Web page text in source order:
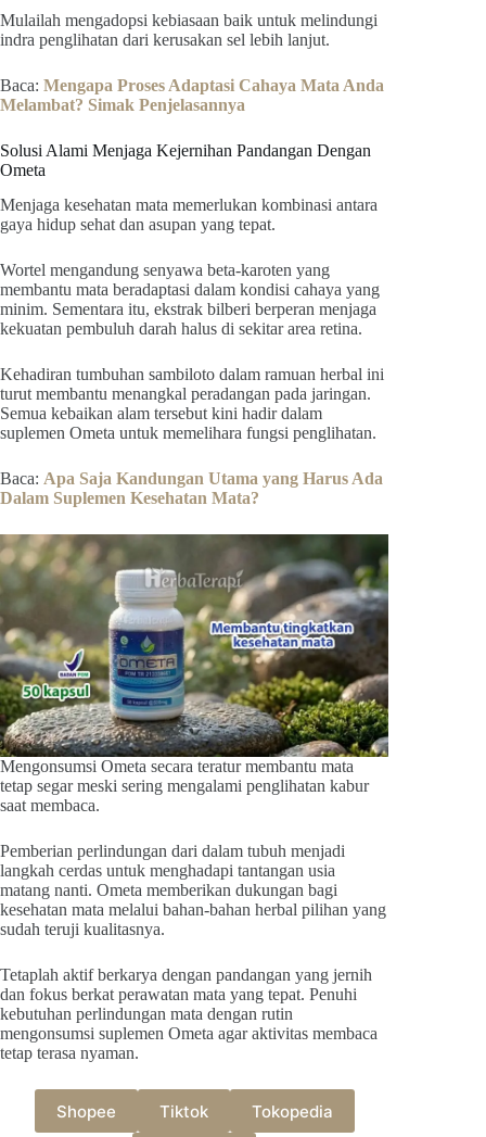
Mulailah mengadopsi kebiasaan baik untuk melindungi
indra penglihatan dari kerusakan sel lebih lanjut.
Baca: Mengapa Proses Adaptasi Cahaya Mata Anda
Melambat? Simak Penjelasannya
Solusi Alami Menjaga Kejernihan Pandangan Dengan
Ometa
Menjaga kesehatan mata memerlukan kombinasi antara
gaya hidup sehat dan asupan yang tepat.
Wortel mengandung senyawa beta-karoten yang
membantu mata beradaptasi dalam kondisi cahaya yang
minim. Sementara itu, ekstrak bilberi berperan menjaga
kekuatan pembuluh darah halus di sekitar area retina.
Kehadiran tumbuhan sambiloto dalam ramuan herbal ini
turut membantu menangkal peradangan pada jaringan.
Semua kebaikan alam tersebut kini hadir dalam
suplemen Ometa untuk memelihara fungsi penglihatan.
Baca: Apa Saja Kandungan Utama yang Harus Ada
Dalam Suplemen Kesehatan Mata?
Mengonsumsi Ometa secara teratur membantu mata
tetap segar meski sering mengalami penglihatan kabur
saat membaca.
Pemberian perlindungan dari dalam tubuh menjadi
langkah cerdas untuk menghadapi tantangan usia
matang nanti. Ometa memberikan dukungan bagi
kesehatan mata melalui bahan-bahan herbal pilihan yang
sudah teruji kualitasnya.
Tetaplah aktif berkarya dengan pandangan yang jernih
dan fokus berkat perawatan mata yang tepat. Penuhi
kebutuhan perlindungan mata dengan rutin
mengonsumsi suplemen Ometa agar aktivitas membaca
tetap terasa nyaman.
Shopee Tiktok Tokopedia